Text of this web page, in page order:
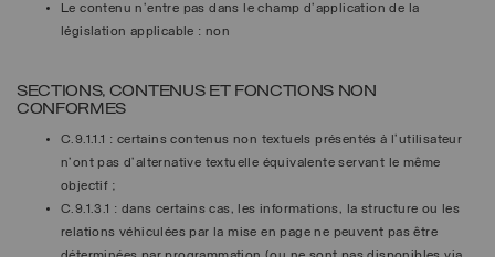
Le contenu n'entre pas dans le champ d'application de la
législation applicable : non
SECTIONS, CONTENUS ET FONCTIONS NON
CONFORMES
C.9.1.1.1 : certains contenus non textuels présentés à l'utilisateur
n’ont pas d’alternative textuelle équivalente servant le même
objectif ;
C.9.1.3.1 : dans certains cas, les informations, la structure ou les
relations véhiculées par la mise en page ne peuvent pas être